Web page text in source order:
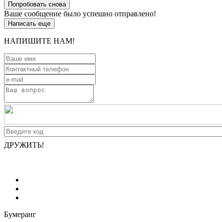
Попробовать снова
Ваше сообщение было успешно отправлено!
Написать еще
НАПИШИТЕ НАМ!
ДРУЖИТЬ!
Бумеранг